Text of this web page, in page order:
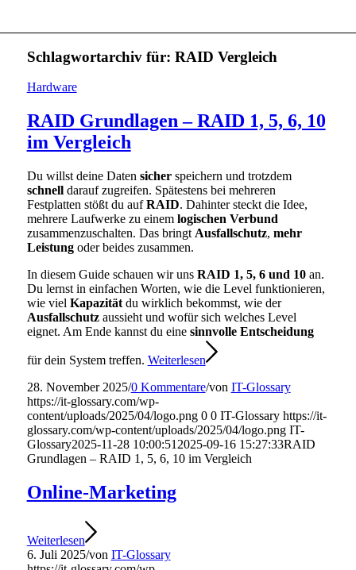
Schlagwortarchiv für: RAID Vergleich
Hardware
RAID Grundlagen – RAID 1, 5, 6, 10
im Vergleich
Du willst deine Daten sicherspeichern und trotzdem
schnelldarauf zugreifen. Spätestens bei mehreren
Festplatten stößt du aufRAID. Dahinter steckt die Idee,
mehrere Laufwerke zu einem logischen Verbund
zusammenzuschalten. Das bringt Ausfallschutz, mehr
Leistungoder beides zusammen.
In diesem Guide schauen wir uns RAID 1, 5, 6 und 10an.
Du lernst in einfachen Worten, wie die Level funktionieren,
wie viel Kapazitätdu wirklich bekommst, wie der
Ausfallschutzaussieht und wofür sich welches Level
eignet. Am Ende kannst du eine sinnvolle Entscheidung
für dein System treffen. Weiterlesen
28. November 2025/0 Kommentare/von IT-Glossary
https://it-glossary.com/wp-
content/uploads/2025/04/logo.png 0 0 IT-Glossary https://it-
glossary.com/wp-content/uploads/2025/04/logo.png IT-
Glossary2025-11-28 10:00:51 2025-09-16 15:27:33RAID
Grundlagen – RAID 1, 5, 6, 10 im Vergleich
Online-Marketing
Weiterlesen
6. Juli 2025/von IT-Glossary